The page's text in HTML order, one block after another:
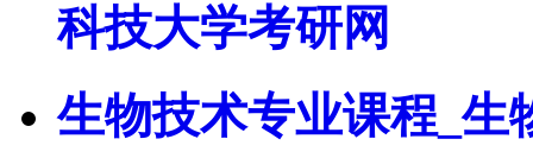
科技大学考研网
生物技术专业课程_生